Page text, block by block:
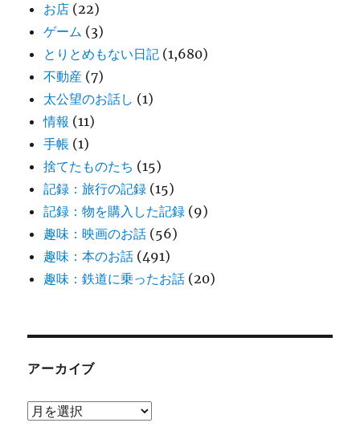
お店 (22)
ゲーム (3)
とりとめもない日記 (1,680)
不動産 (7)
太公望のお話し (1)
情報 (11)
手帳 (1)
捨てたものたち (15)
記録：旅行の記録 (15)
記録：物を購入した記録 (9)
趣味：映画のお話 (56)
趣味：本のお話 (491)
趣味：鉄道に乗ったお話 (20)
アーカイブ
ア